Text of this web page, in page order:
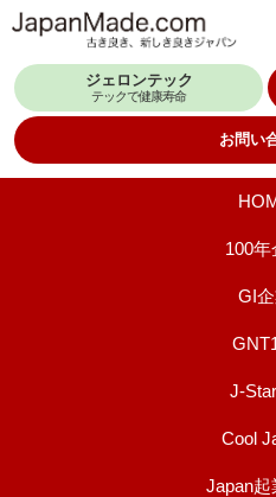
テ
ジェロンテック
テックで健康寿命
お問い
100年
GI
J-
Cool
Japan起